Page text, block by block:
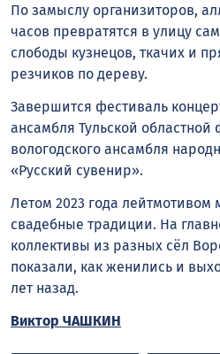
По замыслу организиторов,
часов превратятся в улицу
слободы кузнецов, ткачих и
резчиков по дереву.
Завершится фестиваль
ансамбля Тульской
вологодского ансамбля
«Русский сувенир».
Летом 2023 года лейтмотивом
свадебные традиции. На
коллективы из разных сёл
показали, как женились и
лет назад.
Виктор ЧАШКИН